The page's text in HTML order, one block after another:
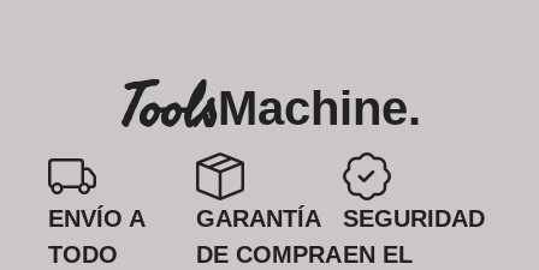
ToolsMachine.
ENVÍO A
TODO
GARANTÍA
DE COMPRA
SEGURIDAD
EN EL